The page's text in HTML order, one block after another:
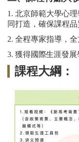
1. 北京師範大學心
同打造，確保課程品
2. 全程專家指導，
3. 獲得國際生涯發展
課程大綱：